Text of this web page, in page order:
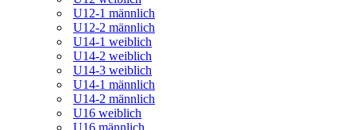
U12-1 männlich
U12-2 männlich
U14-1 weiblich
U14-2 weiblich
U14-3 weiblich
U14-1 männlich
U14-2 männlich
U16 weiblich
U16 männlich